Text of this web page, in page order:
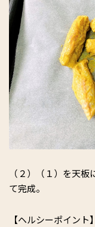
（２）（１）を天
て完成。
【ヘルシーポイント】